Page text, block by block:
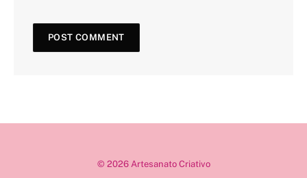
© 2026 Artesanato Criativo